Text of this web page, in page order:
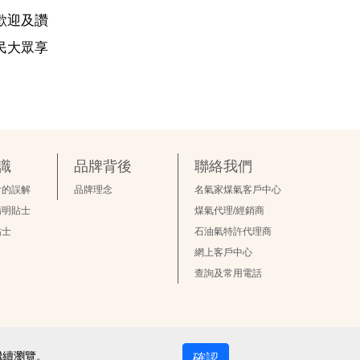
迎及讚
大眾享
誤解
貼士
品牌背後
品牌理念
聯絡我們
名氣家煤氣客戶中心
煤氣代理/經銷商
石油氣特許代理商
網上客戶中心
查詢及常用電話
瀏覽。